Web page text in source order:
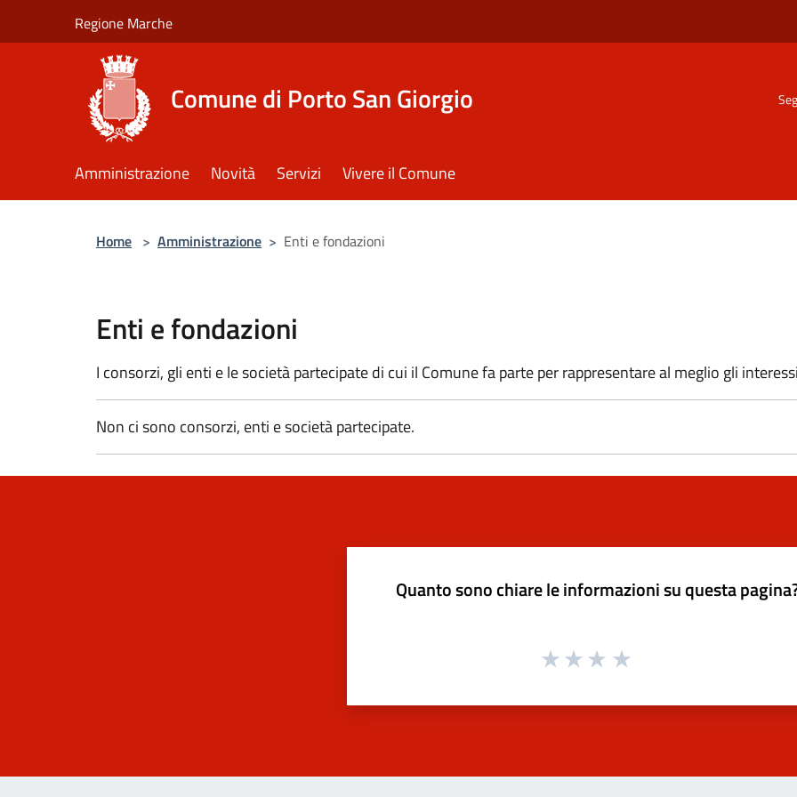
Regione Marche
Comune di Porto San Giorgio
Amministrazione Novità Servizi Vivere il Comune
Home > Amministrazione > Enti e fondazioni
Enti e fondazioni
I consorzi, gli enti e le società partecipate di cui il Comune fa parte per rappresentare al meglio gli
Non ci sono consorzi, enti e società partecipate.
Quanto sono chiare le informazioni su questa